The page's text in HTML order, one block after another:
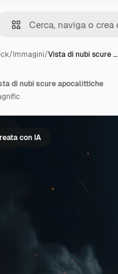
/Immagini/Vista di nubi scure …
con IA
di nubi scure apocalittiche